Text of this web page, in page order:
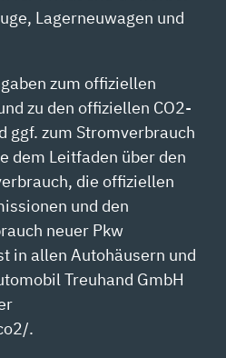
Lagerneuwagen und
zum offiziellen
zu den offiziellen CO2-
ggf. zum Stromverbrauch
dem Leitfaden über den
die offiziellen
und den
neuer Pkw
in allen Autohäusern und
Treuhand GmbH
.